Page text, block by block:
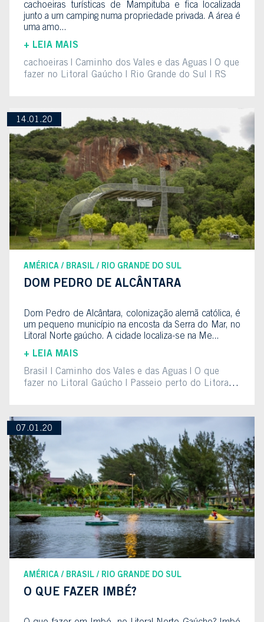
cachoeiras turísticas de Mampituba e fica localizada
junto a um camping numa propriedade privada. A área é
uma amo...
+ LEIA MAIS
cachoeiras
Caminho dos Vales e das Águas
O que
fazer no Litoral Gaúcho
Rio Grande do Sul RS
14.01.20
AMÉRICA BRASIL RIO GRANDE DO SUL
DOM PEDRO DE ALCÂNTARA
Dom Pedro de Alcântara, colonização alemã católica, é
um pequeno município na encosta da Serra do Mar, no
Litoral Norte gaúcho. A cidade localiza-se na Me...
+ LEIA MAIS
Brasil
Caminho dos Vales e das Águas
O que
fazer no Litoral Gaúcho
Passeio perto do Litoral
07.01.20
AMÉRICA BRASIL RIO GRANDE DO SUL
O QUE FAZER IMBÉ?